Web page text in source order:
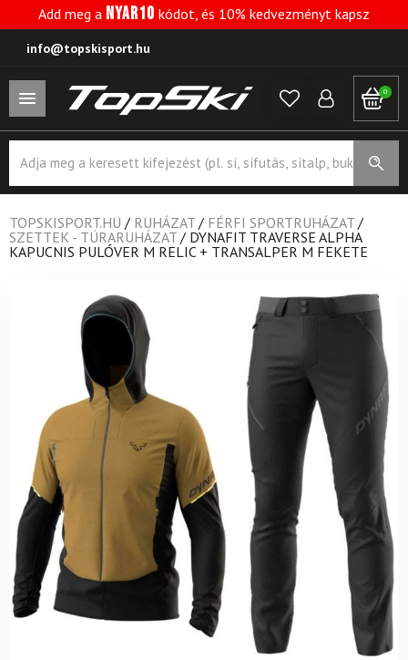
Add meg a NYAR10 kódot, és 10% kedvezményt kapsz
info@topskisport.hu
0
search
TOPSKISPORT.HU / RUHÁZAT / FÉRFI SPORTRUHÁZAT /
SZETTEK - TÚRARUHÁZAT / DYNAFIT TRAVERSE ALPHA
KAPUCNIS PULÓVER M RELIC + TRANSALPER M FEKETE